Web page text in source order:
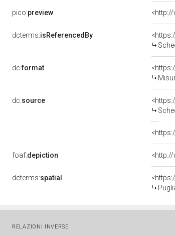
pico:preview
dcterms:isReferencedBy
dc:format
dc:source
foaf:depiction
dcterms:spatial
RELAZIONI INVERSE